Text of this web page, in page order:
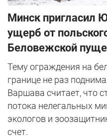
Минск пригласил
ущерб от
Беловежской пуще
Тему ограждения на
границе не раз
Варшава считает, что
потока нелегальных
экологов и
счет.